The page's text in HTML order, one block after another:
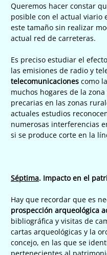
Queremos hacer constar
posible con el actual viario
este tamaño sin realizar
actual red de carreteras.
Es preciso estudiar el
las emisiones de radio y
telecomunicaciones como
muchos hogares de la
precarias en las zonas
actuales estudios
numerosas interferencias
si se produce corte en la
Séptima. Impacto en el
Hay que recordar que es
prospección arqueológica
bibliográfica y visitas de
cartas arqueológicas y la
concejo, en las que se